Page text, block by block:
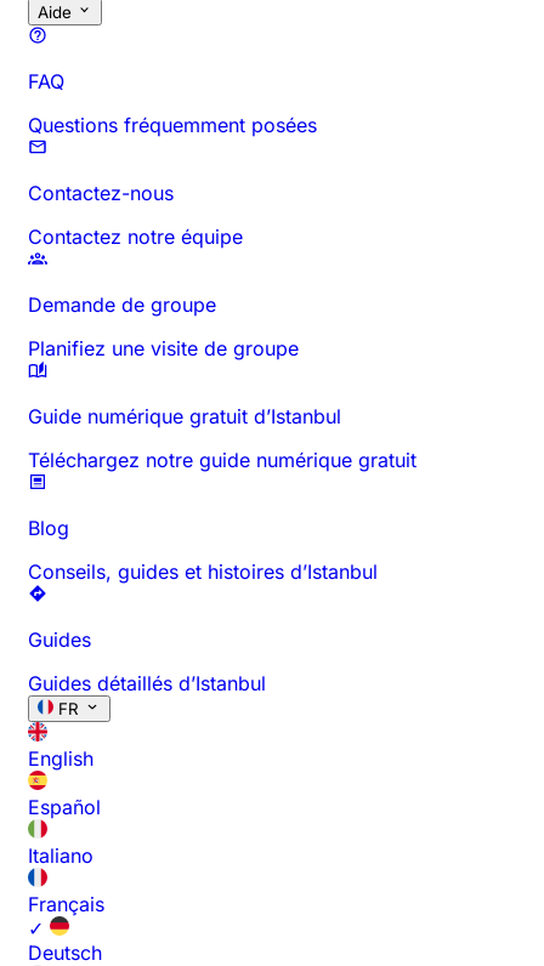
Aide
FAQ
Questions fréquemment posées
Contactez-nous
Contactez notre équipe
Demande de groupe
Planifiez une visite de groupe
Guide numérique gratuit d’Istanbul
Téléchargez notre guide numérique gratuit
Blog
Conseils, guides et histoires d’Istanbul
Guides
Guides détaillés d’Istanbul
FR
English
Español
Italiano
Français
✓
Deutsch